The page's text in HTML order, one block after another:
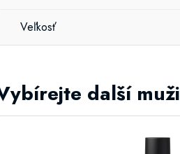
Veľkosť
další muži